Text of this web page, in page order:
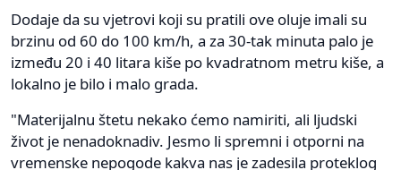
Dodaje da su vjetrovi koji su pratili ove oluje imali su
brzinu od 60 do 100 km/h, a za 30-tak minuta palo je
između 20 i 40 litara kiše po kvadratnom metru kiše, a
lokalno je bilo i malo grada.
"Materijalnu štetu nekako ćemo namiriti, ali ljudski
život je nenadoknadiv. Jesmo li spremni i otporni na
vremenske nepogode kakva nas je zadesila proteklog